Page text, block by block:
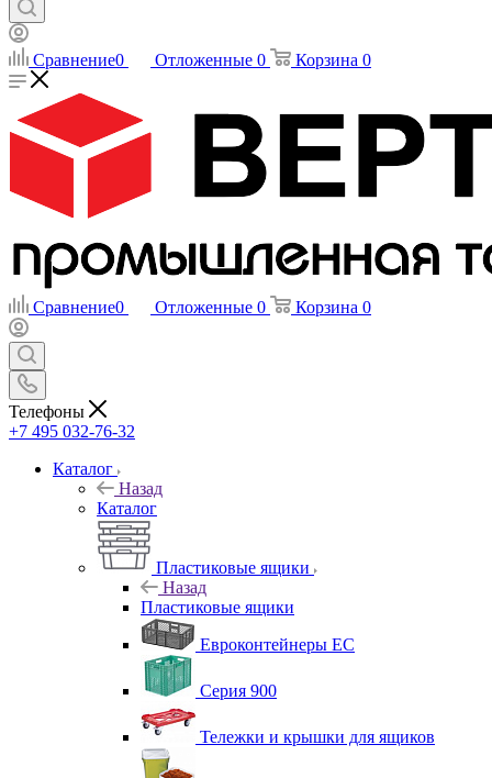
Сравнение0 Отложенные 0 Корзина 0
Сравнение0 Отложенные 0 Корзина 0
Телефоны
+7 495 032-76-32
Каталог
Назад
Каталог
Пластиковые ящики
Назад
Пластиковые ящики
Евроконтейнеры ЕС
Серия 900
Тележки и крышки для ящиков